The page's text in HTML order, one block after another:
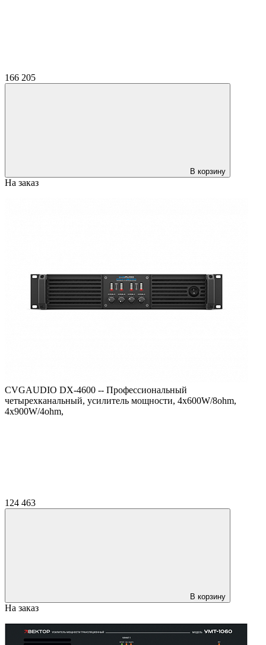
166 205
В корзину
На заказ
CVGAUDIO DX-4600 -- Профессиональный
четырехканальный, усилитель мощности, 4х600W/8ohm,
4x900W/4ohm,
124 463
В корзину
На заказ